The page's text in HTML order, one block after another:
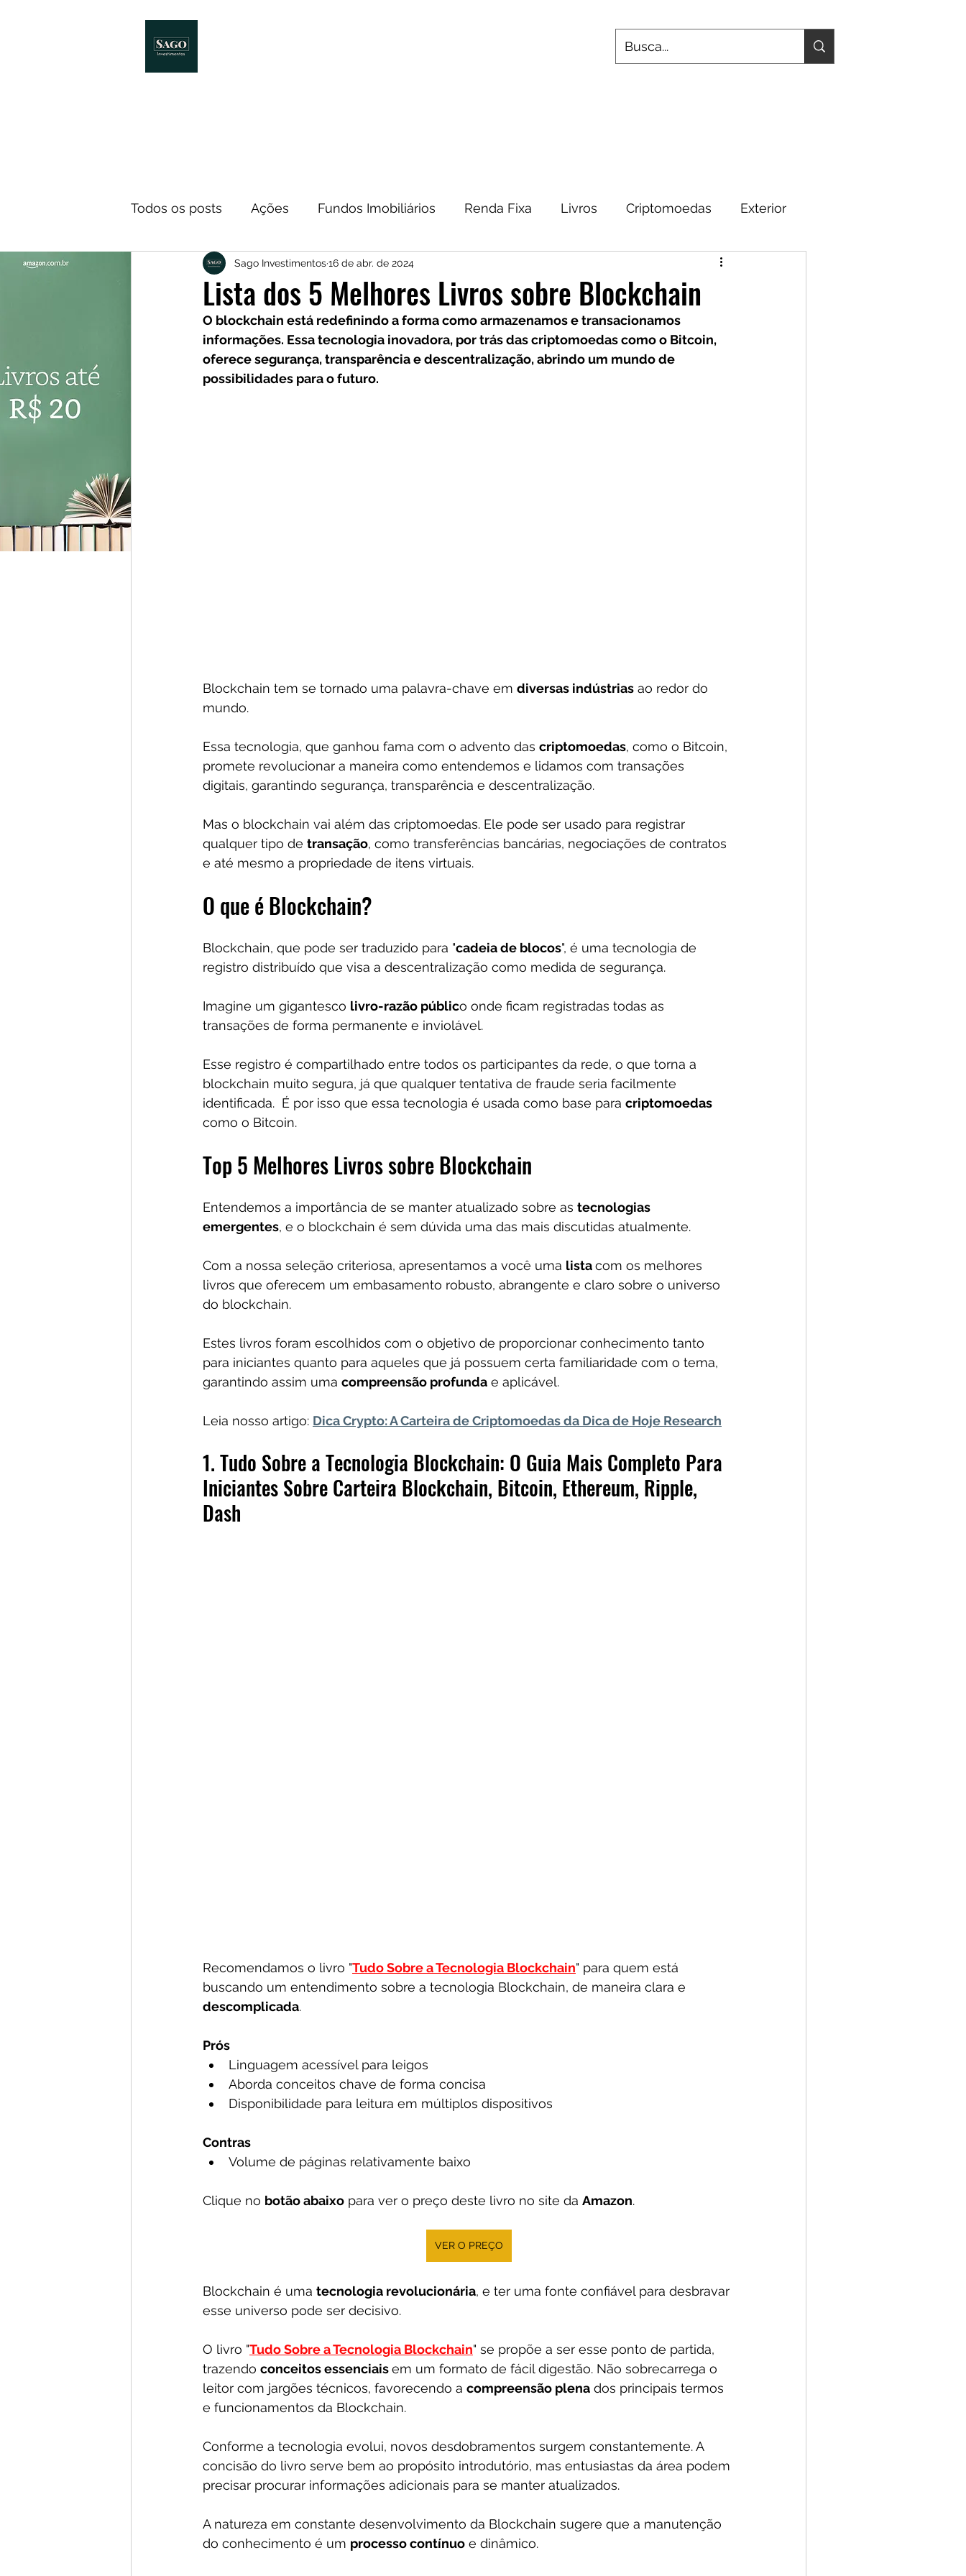
Todos os posts Ações Fundos Imobiliários Renda Fixa Livros Criptomoedas Exterior
Notícias ETF Economia Metais Preciosos Fundamentos
Investidores Cursos Frases Dicas Carteira Bitcoin
Lista dos 5 Melhores Livros sobre Blockchain
Sago Investimentos16 de abr. de 2024
O blockchain está redefinindo a forma como armazenamos e transacionamos
informações. Essa tecnologia inovadora, por trás das criptomoedas como o Bitcoin,
oferece segurança, transparência e descentralização, abrindo um mundo de
possibilidades para o futuro.
Blockchain tem se tornado uma palavra-chave em diversas indústrias ao redor do
mundo.
Essa tecnologia, que ganhou fama com o advento das criptomoedas, como o Bitcoin,
promete revolucionar a maneira como entendemos e lidamos com transações
digitais, garantindo segurança, transparência e descentralização.
Mas o blockchain vai além das criptomoedas. Ele pode ser usado para registrar
qualquer tipo de transação, como transferências bancárias, negociações de contratos
e até mesmo a propriedade de itens virtuais.
O que é Blockchain?
Blockchain, que pode ser traduzido para "cadeia de blocos", é uma tecnologia de
registro distribuído que visa a descentralização como medida de segurança.
Imagine um gigantesco livro-razão público onde ficam registradas todas as
transações de forma permanente e inviolável.
Esse registro é compartilhado entre todos os participantes da rede, o que torna a
blockchain muito segura, já que qualquer tentativa de fraude seria facilmente
identificada.  É por isso que essa tecnologia é usada como base para criptomoedas
como o Bitcoin.
Top 5 Melhores Livros sobre Blockchain
Entendemos a importância de se manter atualizado sobre as tecnologias
emergentes, e o blockchain é sem dúvida uma das mais discutidas atualmente.
Com a nossa seleção criteriosa, apresentamos a você uma lista com os melhores
livros que oferecem um embasamento robusto, abrangente e claro sobre o universo
do blockchain.
Estes livros foram escolhidos com o objetivo de proporcionar conhecimento tanto
para iniciantes quanto para aqueles que já possuem certa familiaridade com o tema,
garantindo assim uma compreensão profunda e aplicável.
Leia nosso artigo: Dica Crypto: A Carteira de Criptomoedas da Dica de Hoje Research
1. Tudo Sobre a Tecnologia Blockchain: O Guia Mais Completo Para
Iniciantes Sobre Carteira Blockchain, Bitcoin, Ethereum, Ripple,
Dash
Recomendamos o livro "Tudo Sobre a Tecnologia Blockchain" para quem está
buscando um entendimento sobre a tecnologia Blockchain, de maneira clara e
descomplicada.
Prós
Linguagem acessível para leigos
Aborda conceitos chave de forma concisa
Disponibilidade para leitura em múltiplos dispositivos
Contras
Volume de páginas relativamente baixo
Clique no botão abaixo para ver o preço deste livro no site da Amazon.
VER O PREÇO
Blockchain é uma tecnologia revolucionária, e ter uma fonte confiável para desbravar
esse universo pode ser decisivo.
O livro "Tudo Sobre a Tecnologia Blockchain" se propõe a ser esse ponto de partida,
trazendo conceitos essenciais em um formato de fácil digestão. Não sobrecarrega o
leitor com jargões técnicos, favorecendo a compreensão plena dos principais termos
e funcionamentos da Blockchain.
Conforme a tecnologia evolui, novos desdobramentos surgem constantemente. A
concisão do livro serve bem ao propósito introdutório, mas entusiastas da área podem
precisar procurar informações adicionais para se manter atualizados.
A natureza em constante desenvolvimento da Blockchain sugere que a manutenção
do conhecimento é um processo contínuo e dinâmico.